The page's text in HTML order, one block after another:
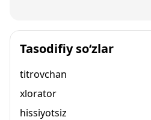
Tasodifiy so‘zlar
titrovchan
xlorator
hissiyotsiz